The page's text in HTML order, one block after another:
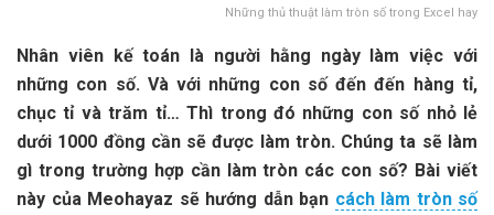
Những thủ thuật làm tròn số trong Excel hay
Nhân viên kế toán là người hằng ngày làm việc với
những con số. Và với những con số đến đến hàng tỉ,
chục tỉ và trăm tỉ… Thì trong đó những con số nhỏ lẻ
dưới 1000 đồng cần sẽ được làm tròn. Chúng ta sẽ làm
gì trong trường hợp cần làm tròn các con số? Bài viết
này của Meohayaz sẽ hướng dẫn bạn cách làm tròn số